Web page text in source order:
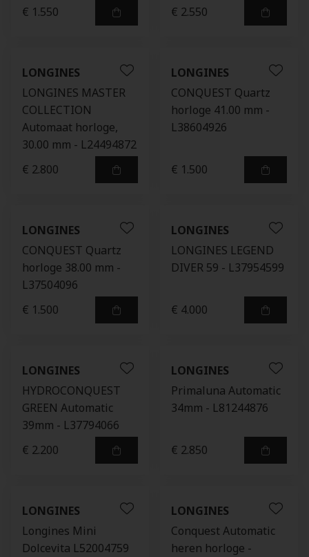
€ 1.550
€ 2.550
LONGINES
LONGINES MASTER
COLLECTION
Automaat horloge,
30.00 mm - L24494872
€ 2.800
LONGINES
CONQUEST Quartz
horloge 41.00 mm -
L38604926
€ 1.500
LONGINES
CONQUEST Quartz
horloge 38.00 mm -
L37504096
€ 1.500
LONGINES
LONGINES LEGEND
DIVER 59 - L37954599
€ 4.000
LONGINES
HYDROCONQUEST
GREEN Automatic
39mm - L37794066
€ 2.200
LONGINES
Primaluna Automatic
34mm - L81244876
€ 2.850
LONGINES
Longines Mini
Dolcevita L52004759
LONGINES
Conquest Automatic
heren horloge -